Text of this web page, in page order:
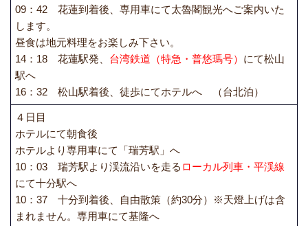
09：42 花蓮到着後、専用車にて太魯閣観光へご案内いた
します。
昼食は地元料理をお楽しみ下さい。
14：18 花蓮駅発、 台湾鉄道（特急・普悠瑪号） にて松山
駅へ
16：32 松山駅着後、徒歩にてホテルへ （台北泊）
４日目
ホテルにて朝食後
ホテルより専用車にて「瑞芳駅」へ
10：03 瑞芳駅より渓流沿いを走る ローカル列車・平渓線
にて十分駅へ
10：37 十分到着後、自由散策（約30分）※天燈上げは含
まれません。専用車にて基隆へ